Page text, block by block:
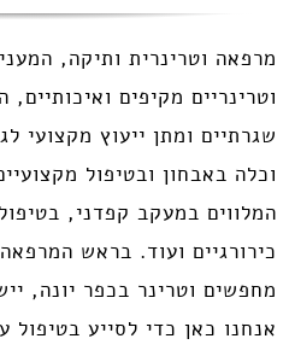
מרפאה וטרינרית ותיקה,
וטרינריים מקיפים
שגרתיים ומתן ייעוץ מקצועי
וכלה באבחון ובטיפול
המלווים במעקב קפדני,
כירורגיים ועוד. בראש
מחפשים וטרינר בכפר יונה,
אנחנו כאן כדי לסייע